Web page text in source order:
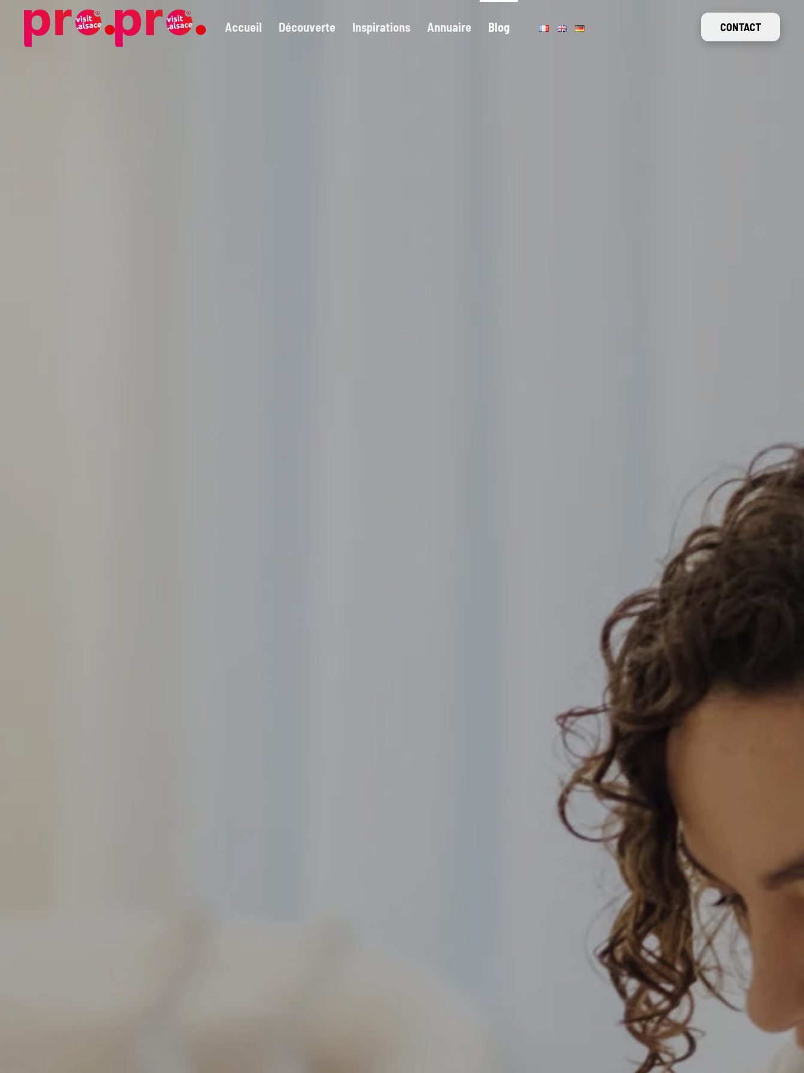
Skip to main content Accueil Découverte Inspirations Annuaire Blog CONTACT